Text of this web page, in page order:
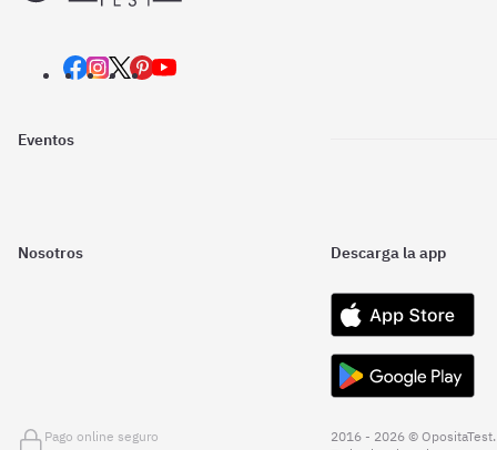
Eventos
Nosotros Descarga la app
Pago online seguro
2016 - 2026 © OpositaTest.